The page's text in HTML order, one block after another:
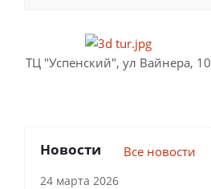
ТЦ "Успенский", ул Вайнера, 10
Новости Все новости
24 марта 2026